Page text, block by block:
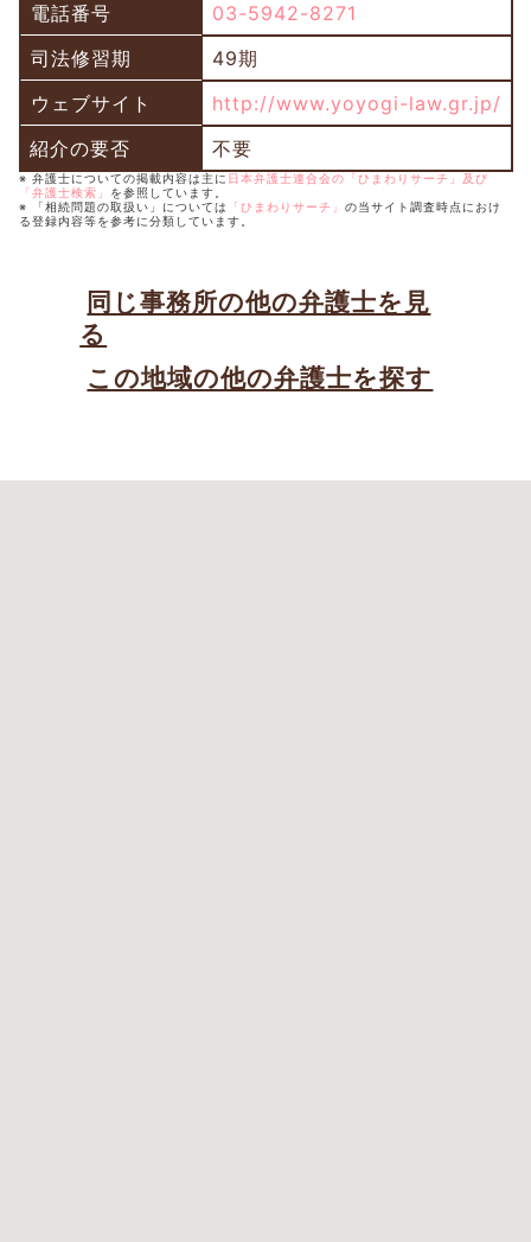
電話番号
03-5942-8271
司法修習期
49期
ウェブサイト
http://www.yoyogi-law.gr.jp/
紹介の要否
不要
※ 弁護士についての掲載内容は主に 日本弁護士連合会の「ひまわりサーチ」及び
「弁護士検索」
を参照しています。
※ 「相続問題の取扱い」については
「ひまわりサーチ」 の当サイト調査時点におけ
る登録内容等を参考に分類しています。
同じ事務所の他の弁護士を見
る
この地域の他の弁護士を探す